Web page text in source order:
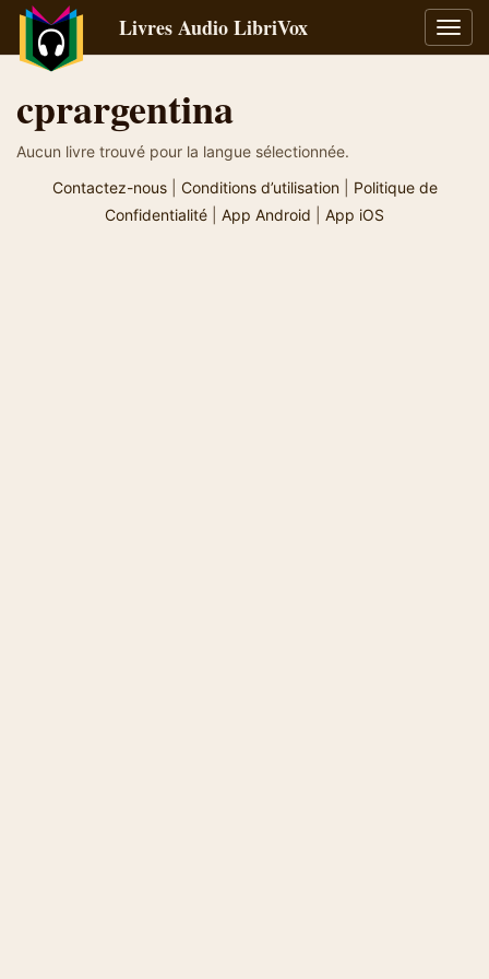
la
Livres Audio LibriVox
cprargentina
Aucun livre trouvé pour la langue sélectionnée.
Contactez-nous| Conditions d’utilisation| Politique de
Confidentialité
App Android App iOS